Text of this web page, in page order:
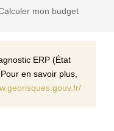
mon budget
ERP (État
en savoir plus,